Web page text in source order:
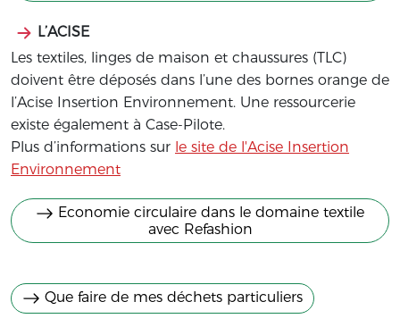
L’ACISE
Les textiles, linges de maison et chaussures (TLC)
doivent être déposés dans l’une des bornes orange de
l’Acise Insertion Environnement. Une ressourcerie
existe également à Case-Pilote.
Plus d’informations sur le site de l'Acise Insertion
Environnement
Economie circulaire dans le domaine textile
avec Refashion
Que faire de mes déchets particuliers